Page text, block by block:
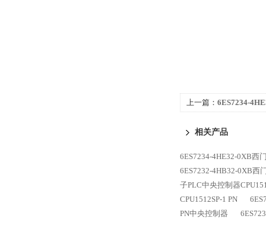
上一篇： 6ES7234-
相关产品
6ES7234-4HE32-0XB西
6ES7232-4HB32-0XB西
子PLC中央控制器
CPU1512SP-1 PN
PN中央控制器